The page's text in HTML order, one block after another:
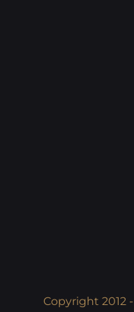
Copyright 2012